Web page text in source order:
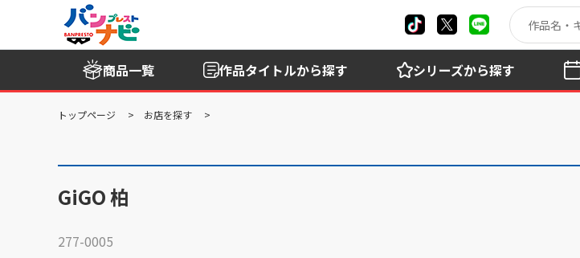
商品一覧 作品タイトルから探す シリーズから探す
トップページ お店を探す
GiGO 柏
277-0005